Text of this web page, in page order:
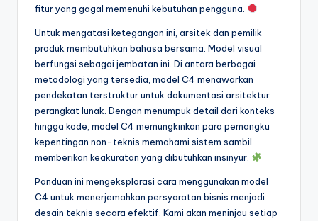
si
&
S
fitur yang gagal memenuhi kebutuhan pengguna.
Untuk mengatasi ketegangan ini, arsitek dan pemilik
produk membutuhkan bahasa bersama. Model visual
berfungsi sebagai jembatan ini. Di antara berbagai
metodologi yang tersedia, model C4 menawarkan
pendekatan terstruktur untuk dokumentasi arsitektur
perangkat lunak. Dengan menumpuk detail dari konteks
hingga kode, model C4 memungkinkan para pemangku
kepentingan non-teknis memahami sistem sambil
memberikan keakuratan yang dibutuhkan insinyur.
Panduan ini mengeksplorasi cara menggunakan model
C4 untuk menerjemahkan persyaratan bisnis menjadi
desain teknis secara efektif. Kami akan meninjau setiap